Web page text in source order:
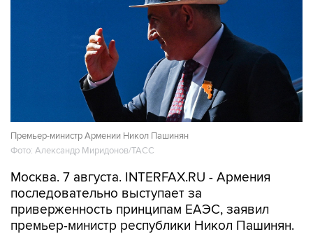
Премьер-министр Армении Никол Пашинян
Фото: Александр Миридонов/ТАСС
Москва. 7 августа. INTERFAX.RU - Армения
последовательно выступает за
приверженность принципам ЕАЭС, заявил
премьер-министр республики Никол Пашинян.